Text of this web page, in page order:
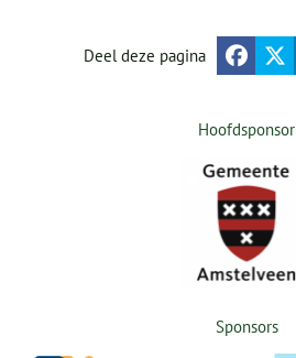
Deel deze pagina
Hoofdsponsor
Sponsors